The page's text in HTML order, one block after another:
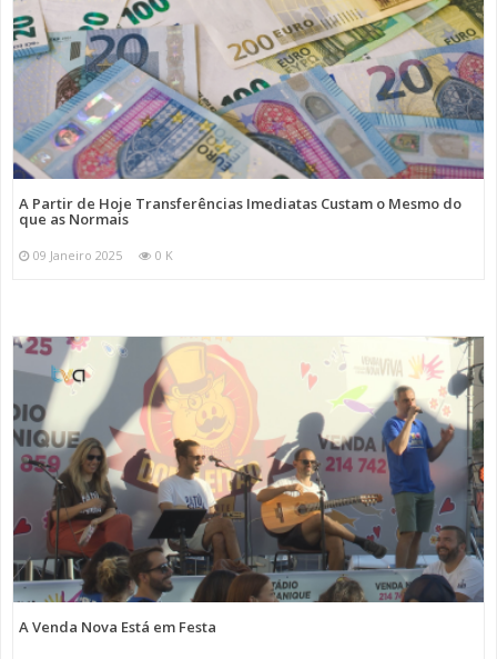
A Partir de Hoje Transferências Imediatas Custam o Mesmo do
que as Normais
09 Janeiro 2025 0 K
A Venda Nova Está em Festa